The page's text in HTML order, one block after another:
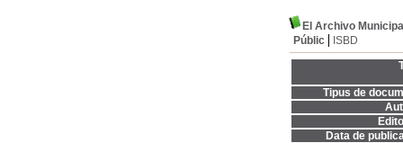
El Archivo
Públic
ISBD
Tipus de
Data de